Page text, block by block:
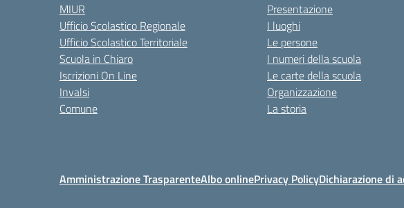
MIUR
Ufficio Scolastico Regionale
Ufficio Scolastico Territoriale
Scuola in Chiaro
Iscrizioni On Line
Invalsi
Comune
Presentazione
I luoghi
Le persone
I numeri della scuola
Le carte della scuola
Organizzazione
La storia
Amministrazione TrasparenteAlbo onlinePrivacy PolicyDichiarazione di